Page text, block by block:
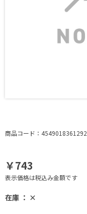
商品コード：4549018361292
￥743
表示価格は税込み金額です
在庫 ： ×